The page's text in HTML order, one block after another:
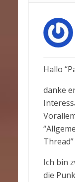
Hallo
danke
Ich bin
die